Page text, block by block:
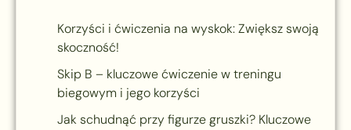
Korzyści i ćwiczenia na wyskok: Zwiększ swoją
skoczność!
Skip B – kluczowe ćwiczenie w treningu
biegowym i jego korzyści
Jak schudnąć przy figurze gruszki? Kluczowe